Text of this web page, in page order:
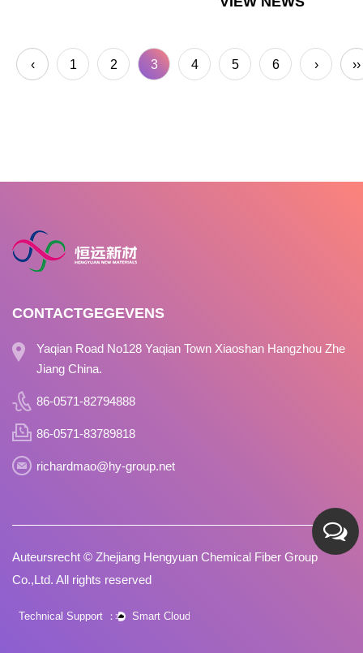
‹ 1 2 3 4 5 6 › ››
CONTACTGEGEVENS
Yaqian Road No128 Yaqian Town Xiaoshan Hangzhou Zhe
Jiang China.
86-0571-82794888
86-0571-83789818
richardmao@hy-group.net
Auteursrecht © Zhejiang Hengyuan Chemical Fiber Group
Co.,Ltd. All rights reserved